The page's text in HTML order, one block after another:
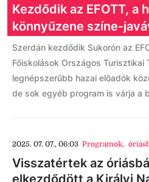
Kezdődik az EFOTT, a
könnyűzene színe-
Szerdán kezdődik Sukorón az
Főiskolások Országos Turisztikai
legnépszerűbb hazai előadók
de sok egyéb program is várja a
2025. 07. 07., 06:03 Programok,
Visszatértek az
elkezdődött a Királyi